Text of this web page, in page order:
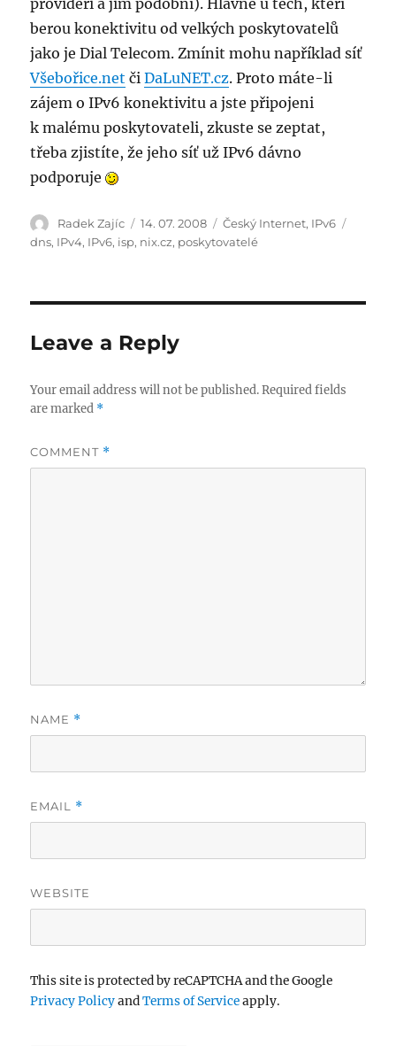
provideři a jim podobní). Hlavně u těch, kteří
berou konektivitu od velkých poskytovatelů
jako je Dial Telecom. Zmínit mohu například síť
Všebořice.net čiDaLuNET.cz. Proto máte-li
zájem o IPv6 konektivitu a jste připojeni
k malému poskytovateli, zkuste se zeptat,
třeba zjistíte, že jeho síť už IPv6 dávno
podporuje
Author
Radek Zajíc
Posted
on
14. 07. 2008 Categories
Český Internet, IPv6
dns, IPv4, IPv6, isp, nix.cz, poskytovatelé
Leave a Reply
Your email address will not be published. Required fields
are marked *
COMMENT *
NAME *
EMAIL *
WEBSITE
This site is protected by reCAPTCHA and the Google
Privacy PolicyandTerms of Serviceapply.